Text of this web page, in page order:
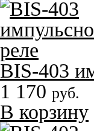
BIS-403
1 170 руб.
В корзину